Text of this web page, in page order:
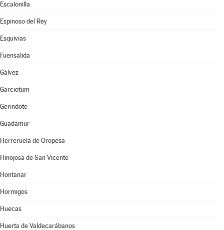
Escalonilla
Espinoso del Rey
Esquivias
Fuensalida
Gálvez
Garciotum
Gerindote
Guadamur
Herreruela de Oropesa
Hinojosa de San Vicente
Hontanar
Hormigos
Huecas
Huerta de Valdecarábanos